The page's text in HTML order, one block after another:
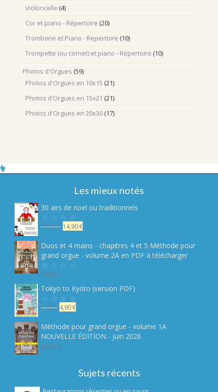
Violoncelle (4)
Cor et piano - Répertoire (20)
Trombone et Piano - Repertoire (10)
Trompette (ou cornet) et piano - Répertoire (10)
Photos d'Orgues (59)
Photos d'Orgues en 10x15 (21)
Photos d'Orgues en 15x21 (21)
Photos d'Orgues en 20x30 (17)
Les mieux notés
30 airs de noel ou traditionnels
Notesur
5
19,90€ Le
initial
était :
14,90€Le
actuel
est :
Duos et 4 mains - chapitres 4 et 5 Méthode pour
grand orgue - volume 2A en PDF à télécharger
Note
5
14,00€
Tokyo to Kyoto (version PDF)
Notesur
5
7,90€ Le
initial
était :
7,90 €.
4,90€Le
actuel
est :
Méthode pour grand orgue - volume 1A
NOUVELLE ÉDITION - juin 2026
29,90€
Sujets récents